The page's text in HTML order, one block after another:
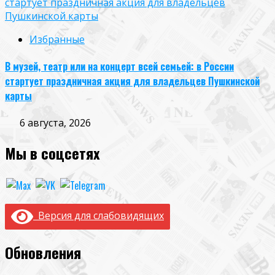
Пушкинской карты
Избранные
В музей, театр или на концерт всей семьей: в России
стартует праздничная акция для владельцев Пушкинской
карты
6 августа, 2026
Мы в соцсетях
Версия для слабовидящих
Обновления